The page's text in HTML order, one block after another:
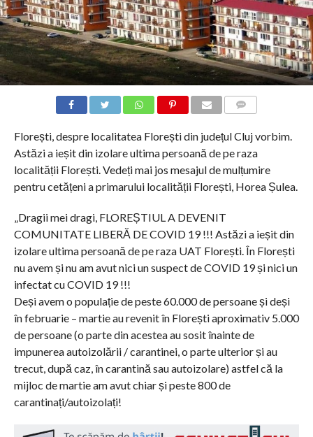
Florești, despre localitatea Florești din județul Cluj vorbim.
Astăzi a ieșit din izolare ultima persoană de pe raza
localității Florești. Vedeți mai jos mesajul de mulțumire
pentru cetățeni a primarului localității Florești, Horea Șulea.
„Dragii mei dragi, FLOREȘTIUL A DEVENIT
COMUNITATE LIBERĂ DE COVID 19 !!! Astăzi a ieșit din
izolare ultima persoană de pe raza UAT Florești. În Florești
nu avem și nu am avut nici un suspect de COVID 19 și nici un
infectat cu COVID 19 !!!
Deși avem o populație de peste 60.000 de persoane și deși
în februarie – martie au revenit în Florești aproximativ 5.000
de persoane (o parte din acestea au sosit înainte de
impunerea autoizolării / carantinei, o parte ulterior și au
trecut, după caz, în carantină sau autoizolare) astfel că la
mijloc de martie am avut chiar și peste 800 de
carantinați/autoizolați!